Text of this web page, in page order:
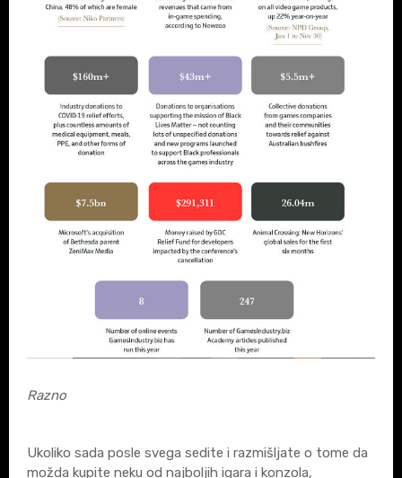
Razno
Ukoliko sada posle svega sedite i razmišljate o tome da
možda kupite neku od najboljih igara i konzola,